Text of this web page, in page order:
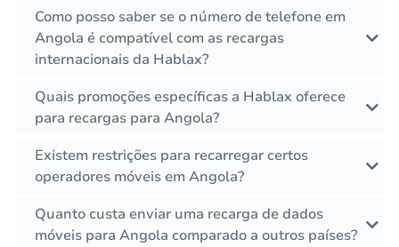
Como posso saber se o número de telefone em
Angola é compatível com as recargas
internacionais da Hablax?
Quais promoções específicas a Hablax oferece
para recargas para Angola?
Existem restrições para recarregar certos
operadores móveis em Angola?
Quanto custa enviar uma recarga de dados
móveis para Angola comparado a outros países?